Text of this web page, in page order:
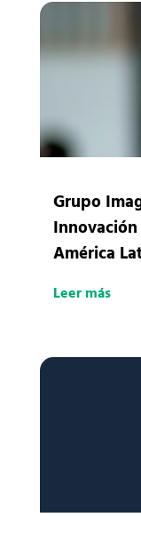
Grupo
América
Leer más